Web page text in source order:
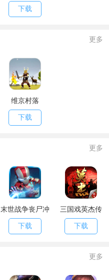
万充值）
下载
更多
维京村落
下载
更多
末世战争丧尸冲
突
下载
三国戏英杰传
下载
更多